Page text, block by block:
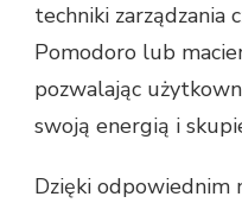
techniki zarządzania
Pomodoro lub
pozwalając
swoją energią i
Dzięki odpowiednim